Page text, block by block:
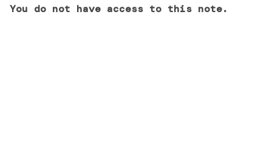
You do not have access to this note.